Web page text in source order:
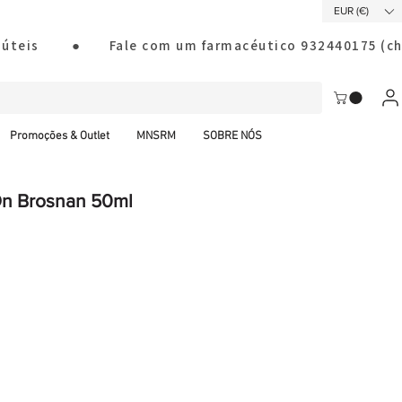
EUR (€)
úteis        ●       Fale com um farmacéutico
Promoções & Outlet MNSRM SOBRE NÓS
Brosnan 50ml